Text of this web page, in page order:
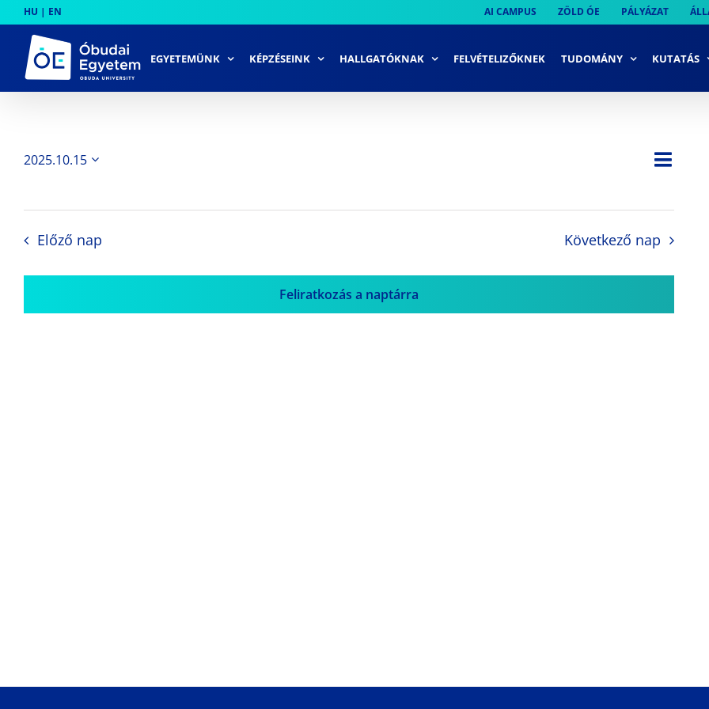
to
content
HU | EN AI CAMPUS ZÖLD ÓE PÁLYÁZAT
EGYETEMÜNK KÉPZÉSEINK HALLGATÓKNAK FELVÉTELIZŐKNEK TUDOMÁNY KUTATÁS
Nap
2025.10.15
Előző nap Következő nap
Feliratkozás a naptárra